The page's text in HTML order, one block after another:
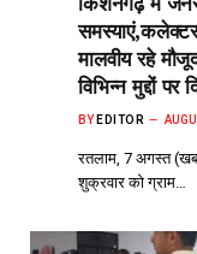
मालवीय रहे
विभिन्न मुद्दों
BY EDITOR
रतलाम, 7 अगस्त
शुक्रवार को ग्राम…